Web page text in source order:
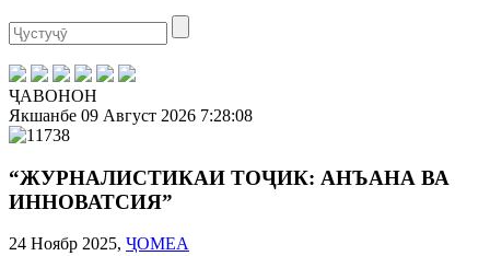
ҶАВОНОН
Якшанбе 09 Август 2026 7:28:08
“ЖУРНАЛИСТИКАИ ТОҶИК: АНЪАНА ВА
ИННОВАТСИЯ”
24 Ноябр 2025, ҶОМЕА